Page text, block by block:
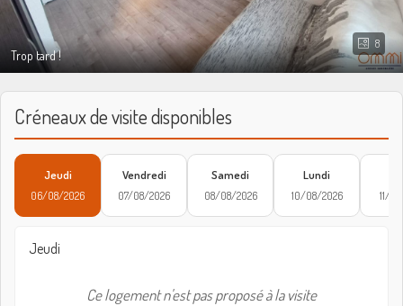
8
Trop tard !
Créneaux de visite disponibles
Jeudi
06/08/2026
Vendredi
07/08/2026
Samedi
08/08/2026
Lundi
10/08/2026 11/
Jeudi
Ce logement n'est pas proposé à la visite